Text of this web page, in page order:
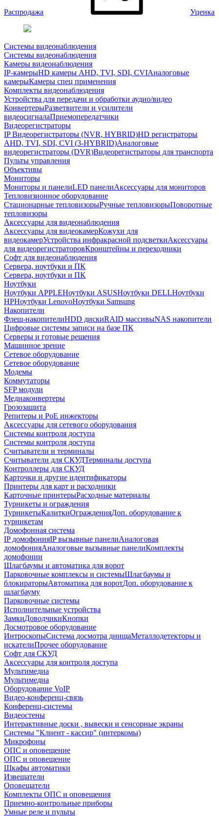
Распродажа Уценка
Системы видеонаблюдения
Системы видеонаблюдения
Камеры видеонаблюдения
IP-камерыHD камеры AHD, TVI, SDI, CVIАналоговые
камерыКамеры спец применения
Комплекты видеонаблюдения
Устройства для передачи и обработки аудио/видео
КонвертерыРазветвители и усилители
видеосигналаПриемопередатчики
Видеорегистраторы
IP Видеорегистраторы (NVR, HYBRID)HD регистраторы
AHD, TVI, SDI, CVI (3-HYBRID)Аналоговые
видеорегистраторы (DVR)Видеорегистраторы для транспорта
Пульты управления
Объективы
Мониторы
Мониторы и панелиLED панелиАксессуары для мониторов
Тепловизионное оборудование
Стационарные тепловизорыРучные тепловизорыПоворотные
тепловизоры
Аксессуары для видеонаблюдения
Аксессуары для видеокамерКожухи для
видеокамерУстройства инфракрасной подсветкиАксессуары
для видеорегистраторовКронштейны и переходники
Софт для видеонаблюдения
Сервера, ноутбуки и ПК
Сервера, ноутбуки и ПК
Ноутбуки
Ноутбуки APPLEНоутбуки ASUSНоутбуки DELLНоутбуки
HPНоутбуки LenovoНоутбуки Samsung
Накопители
Флеш-накопителиHDD дискиRAID массивыNAS накопители
Цифровые системы записи на базе ПК
Серверы и готовые решения
Машинное зрение
Сетевое оборудование
Сетевое оборудование
Модемы
Коммутаторы
SFP модули
Медиаконвертеры
Грозозащита
Репитеры и PoE инжекторы
Аксессуары для сетевого оборудования
Системы контроля доступа
Системы контроля доступа
Считыватели и терминалы
Считыватели для СКУДТерминалы доступа
Контроллеры для СКУД
Карточки и другие идентификаторы
Принтеры для карт и расходники
Карточные принтерыРасходные материалы
Турникеты и ограждения
ТурникетыКалиткиОгражденияДоп. оборудование к
турникетам
Домофонная система
IP домофонияIP вызывные панелиАналоговая
домофонияАналоговые вызывные панелиКомплекты
домофонии
Шлагбаумы и автоматика для ворот
Парковочные комплексы и системыШлагбаумы и
блокираторыАвтоматика для воротДоп. оборудование к
шлагбауму
Парковочные системы
Исполнительные устройства
ЗамкиДоводчикиКнопки
Досмотровое оборудование
ИнтроскопыСистема досмотра днищаМеталлодетекторы и
искателиПрочее оборудование
Софт для СКУД
Аксессуары для контроля доступа
Мультимедиа
Мультимедиа
Оборудование VoIP
Видео-конференц-связь
Конференц-системы
Видеостены
Интерактивные доски , вывески и сенсорные экраны
Системы "Клиент - кассир" (интеркомы)
Микрофоны
ОПС и оповещение
ОПС и оповещение
Шкафы автоматики
Извещатели
Оповещатели
Комплекты ОПС и оповещения
Приемно-контрольные приборы
Умные реле и пульты